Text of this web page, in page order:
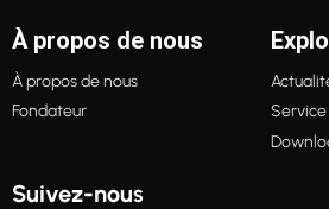
À propos de nous
À propos de nous
Fondateur
Service
Suivez-nous